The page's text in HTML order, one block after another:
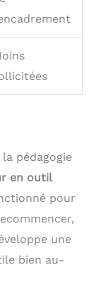
pédagogie
en outil
pour
une
bien au-